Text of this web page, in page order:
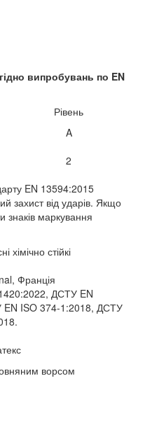
випробувань по EN
Рівень
A
2
EN 13594:2015
захист від ударів. Якщо
знаків маркування
хімічно стійкі
Франція
ДСТУ EN
ISO 374-1:2018, ДСТУ
ворсом